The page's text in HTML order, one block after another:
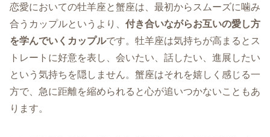
恋愛においての牡羊座と蟹座は、最初からスムーズに噛み
合うカップルというより、 付き合いながらお互いの愛し方
を学んでいくカップルです。牡羊座は気持ちが高まるとス
トレートに好意を表し、会いたい、話したい、進展したい
という気持ちを隠しません。蟹座はそれを嬉しく感じる一
方で、急に距離を縮められると心が追いつかないこともあ
ります。